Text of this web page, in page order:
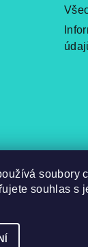
soubory
souhlas s